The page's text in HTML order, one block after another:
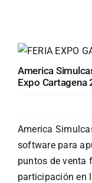
America
Expo Cartagena
America
software para
puntos de venta
participación en